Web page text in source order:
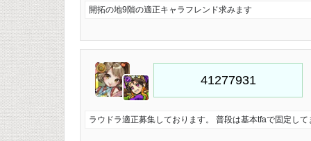
開拓の地9階の適正キャラフレンド求みます
ラウドラ適正募集しております。 普段は基本tfaで固定して